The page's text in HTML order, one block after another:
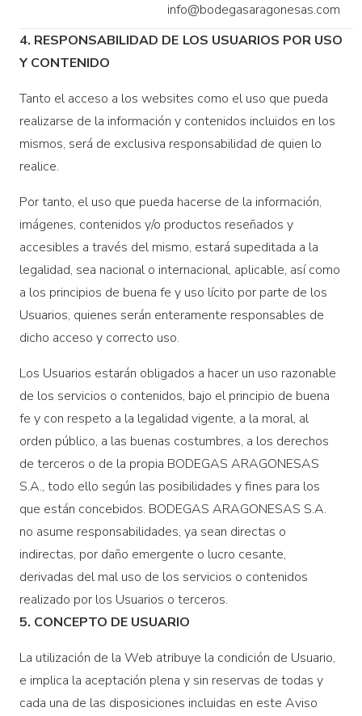
info@bodegasaragonesas.com
4. RESPONSABILIDAD DE LOS USUARIOS POR USO
Y CONTENIDO
Tanto el acceso a los websites como el uso que pueda
realizarse de la información y contenidos incluidos en los
mismos, será de exclusiva responsabilidad de quien lo
realice.
Por tanto, el uso que pueda hacerse de la información,
imágenes, contenidos y/o productos reseñados y
accesibles a través del mismo, estará supeditada a la
legalidad, sea nacional o internacional, aplicable, así como
a los principios de buena fe y uso lícito por parte de los
Usuarios, quienes serán enteramente responsables de
dicho acceso y correcto uso.
Los Usuarios estarán obligados a hacer un uso razonable
de los servicios o contenidos, bajo el principio de buena
fe y con respeto a la legalidad vigente, a la moral, al
orden público, a las buenas costumbres, a los derechos
de terceros o de la propia BODEGAS ARAGONESAS
S.A., todo ello según las posibilidades y fines para los
que están concebidos. BODEGAS ARAGONESAS S.A.
no asume responsabilidades, ya sean directas o
indirectas, por daño emergente o lucro cesante,
derivadas del mal uso de los servicios o contenidos
realizado por los Usuarios o terceros.
5. CONCEPTO DE USUARIO
La utilización de la Web atribuye la condición de Usuario,
e implica la aceptación plena y sin reservas de todas y
cada una de las disposiciones incluidas en este Aviso